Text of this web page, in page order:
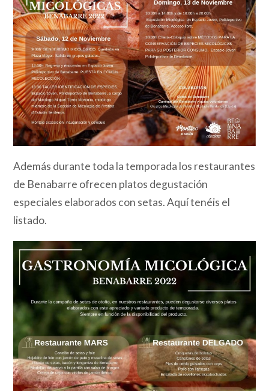
Además durante toda la temporada los restaurantes
de Benabarre ofrecen platos degustación
especiales elaborados con setas. Aquí tenéis el
listado.